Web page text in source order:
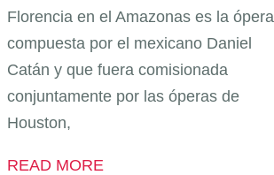
Florencia en el Amazonas es la ópera
compuesta por el mexicano Daniel
Catán y que fuera comisionada
conjuntamente por las óperas de
Houston,
READ MORE